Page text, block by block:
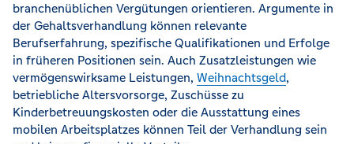
branchenüblichen Vergütungen orientieren. Argumente in
der Gehaltsverhandlung können relevante
Berufserfahrung, spezifische Qualifikationen und Erfolge
in früheren Positionen sein. Auch Zusatzleistungen wie
vermögenswirksame Leistungen, Weihnachtsgeld,
betriebliche Altersvorsorge, Zuschüsse zu
Kinderbetreuungskosten oder die Ausstattung eines
mobilen Arbeitsplatzes können Teil der Verhandlung sein